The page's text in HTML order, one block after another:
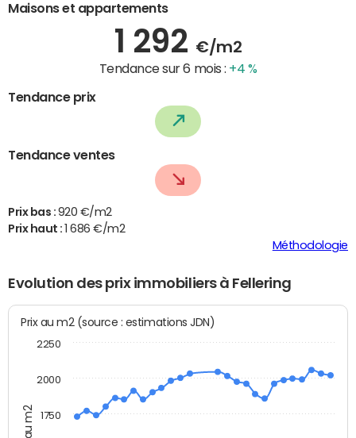
Maisons et appartements
1 292 €/m2
Tendance sur 6 mois : +4 %
Tendance prix
Tendance ventes
Prix bas : 920 €/m2
Prix haut :
1 686 €/m2
Méthodologie
Evolution des prix immobiliers à Fellering
Prix au m2 (source : estimations JDN)
1750
2000
2250